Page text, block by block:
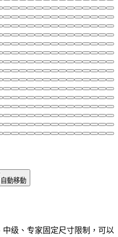
自動移動
级、专家固定尺寸限制，可以